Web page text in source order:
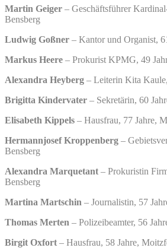
Martin Geiger – Geschäftsführer
Bensberg
Ludwig Goßner – Kantor und Organist,
Markus Heere – Prokurist KPMG, 49
Alexandra Heyberg – Leiterin Kita
Brigitta Kindervater – Sekretärin, 60
Elisabeth Kippels – Hausfrau, 77 Jahre,
Hermannjosef Kroppenberg –
Bensberg
Alexandra Marquetant – Prokuristin
Bensberg
Martina Martschin – Journalistin, 57
Thomas Merten – Polizeibeamter, 56
Birgit Oxfort – Hausfrau, 58 Jahre,